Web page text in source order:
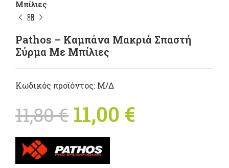
Μπίλιες
Pathos – Καμπάνα Μακριά Σπαστή
Σύρμα Με Μπίλιες
Κωδικός προϊόντος: Μ/Δ
11,80€ Original price
was: 11,80 €.
11,00 €